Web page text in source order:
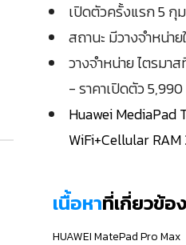
เปิดตัวครั้งแรก 5 กุ
สถานะ มีวางจำหน่า
วางจำหน่าย ไตรมา
- ราคาเปิดตัว
Huawei MediaPad
WiFi+Cellular
เนื้อหาที่เกี่ยวข้อง
HUAWEI MatePad Pro Max